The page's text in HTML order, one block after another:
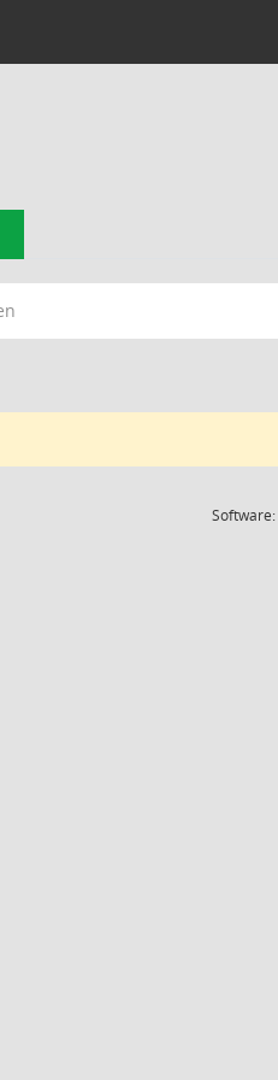
Software: